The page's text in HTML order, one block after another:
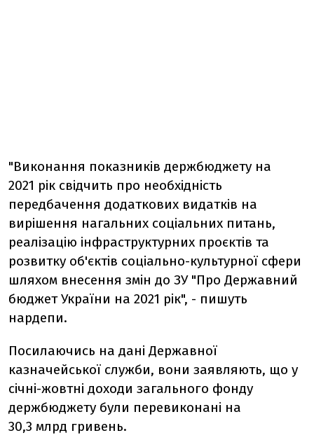
"Виконання показників держбюджету на
2021 рік свідчить про необхідність
передбачення додаткових видатків на
вирішення нагальних соціальних питань,
реалізацію інфраструктурних проєктів та
розвитку об'єктів соціально-культурної сфери
шляхом внесення змін до ЗУ "Про Державний
бюджет України на 2021 рік", - пишуть
нардепи.
Посилаючись на дані Державної
казначейської служби, вони заявляють, що у
січні-жовтні доходи загального фонду
держбюджету були перевиконані на
30,3 млрд гривень.